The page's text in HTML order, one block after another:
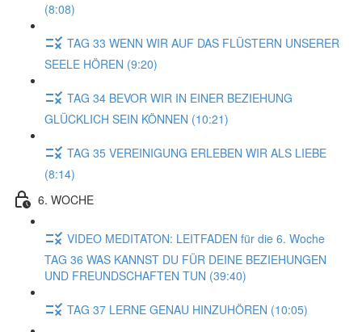
(8:08)
TAG 33 WENN WIR AUF DAS FLÜSTERN UNSERER
SEELE HÖREN (9:20)
TAG 34 BEVOR WIR IN EINER BEZIEHUNG
GLÜCKLICH SEIN KÖNNEN (10:21)
TAG 35 VEREINIGUNG ERLEBEN WIR ALS LIEBE
(8:14)
6. WOCHE
VIDEO MEDITATON: LEITFADEN für die 6. Woche
TAG 36 WAS KANNST DU FÜR DEINE BEZIEHUNGEN
UND FREUNDSCHAFTEN TUN (39:40)
TAG 37 LERNE GENAU HINZUHÖREN (10:05)